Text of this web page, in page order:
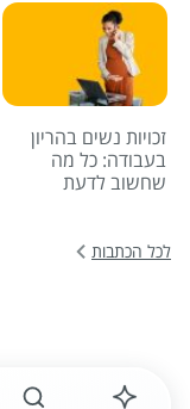
זכויות נשים בהריון
בעבודה: כל מה
שחשוב לדעת
לכל הכתבות